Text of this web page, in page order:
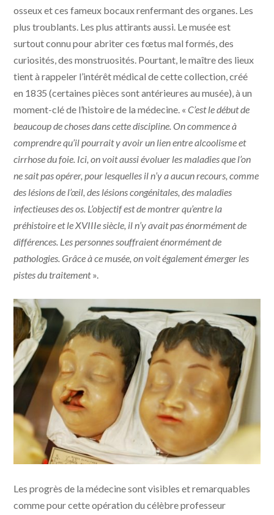
osseux et ces fameux bocaux renfermant des organes. Les
plus troublants. Les plus attirants aussi. Le musée est
surtout connu pour abriter ces fœtus mal formés, des
curiosités, des monstruosités. Pourtant, le maître des lieux
tient à rappeler l’intérêt médical de cette collection, créé
en 1835 (certaines pièces sont antérieures au musée), à un
moment-clé de l’histoire de la médecine. «C’est le début de
beaucoup de choses dans cette discipline. On commence à
comprendre qu’il pourrait y avoir un lien entre alcoolisme et
cirrhose du foie. Ici, on voit aussi évoluer les maladies que l’on
ne sait pas opérer, pour lesquelles il n’y a aucun recours, comme
des lésions de l’œil, des lésions congénitales, des maladies
infectieuses des os. L’objectif est de montrer qu’entre la
préhistoire et le XVIIIe siècle, il n’y avait pas énormément de
différences. Les personnes souffraient énormément de
pathologies. Grâce à ce musée, on voit également émerger les
pistes du traitement».
une fente labio-palatine. | Photo Anthony Renaud
Les progrès de la médecine sont visibles et remarquables
comme pour cette opération du célèbre professeur